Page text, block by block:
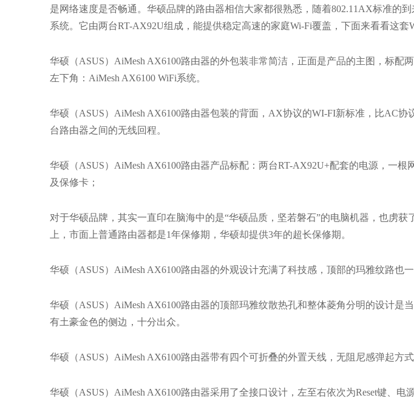
是网络速度是否畅通。华硕品牌的路由器相信大家都很熟悉，随着802.11AX标准的
系统。它由两台RT-AX92U组成，能提供稳定高速的家庭Wi-Fi覆盖，下面来看看这套
华硕（ASUS）AiMesh AX6100路由器的外包装非常简洁，正面是产品的主图，标配
左下角：AiMesh AX6100 WiFi系统。
华硕（ASUS）AiMesh AX6100路由器包装的背面，AX协议的WI-FI新标准，比AC
台路由器之间的无线回程。
华硕（ASUS）AiMesh AX6100路由器产品标配：两台RT-AX92U+配套的电源，一根
及保修卡；
对于华硕品牌，其实一直印在脑海中的是“华硕品质，坚若磐石”的电脑机器，也虏获
上，市面上普通路由器都是1年保修期，华硕却提供3年的超长保修期。
华硕（ASUS）AiMesh AX6100路由器的外观设计充满了科技感，顶部的玛雅纹路也
华硕（ASUS）AiMesh AX6100路由器的顶部玛雅纹散热孔和整体菱角分明的设计是
有土豪金色的侧边，十分出众。
华硕（ASUS）AiMesh AX6100路由器带有四个可折叠的外置天线，无阻尼感弹起方式
华硕（ASUS）AiMesh AX6100路由器采用了全接口设计，左至右依次为Reset键、电